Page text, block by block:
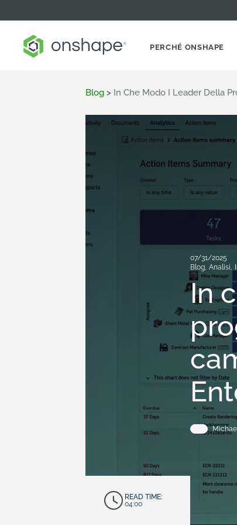
PERCHÉ ONSHAPE
Blog > In Che Modo I Leader Della
07/31/2025
Blog, Analisi,
In
READ TIME:
04:00